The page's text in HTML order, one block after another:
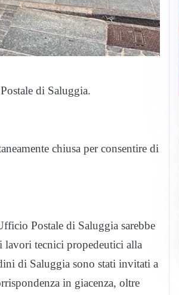
di Saluggia.
chiusa per consentire di
Postale di Saluggia sarebbe
lavori tecnici propedeutici alla
di Saluggia sono stati invitati a
in giacenza, oltre